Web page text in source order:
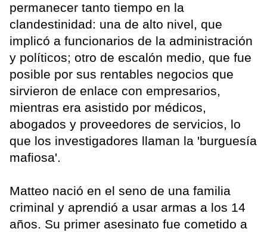
permanecer tanto tiempo en la
clandestinidad: una de alto nivel, que
implicó a funcionarios de la administración
y políticos; otro de escalón medio, que fue
posible por sus rentables negocios que
sirvieron de enlace con empresarios,
mientras era asistido por médicos,
abogados y proveedores de servicios, lo
que los investigadores llaman la 'burguesía
mafiosa'.
Matteo nació en el seno de una familia
criminal y aprendió a usar armas a los 14
años. Su primer asesinato fue cometido a